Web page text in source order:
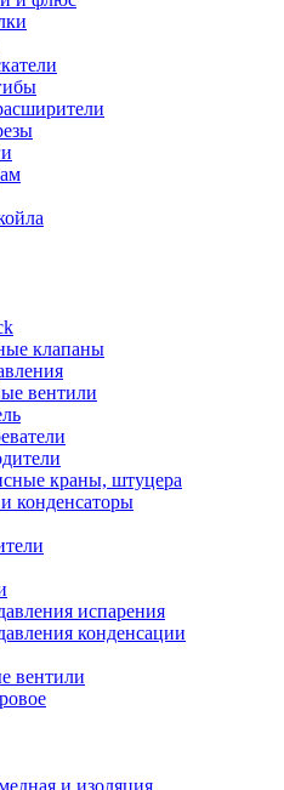
клапаны
вентили
краны, штуцера
конденсаторы
испарения
конденсации
вентили
и изоляция